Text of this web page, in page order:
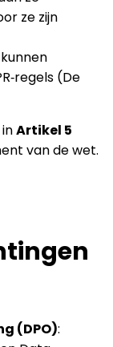
ze zijn
(De
Artikel 5
van de wet.
(DPO):